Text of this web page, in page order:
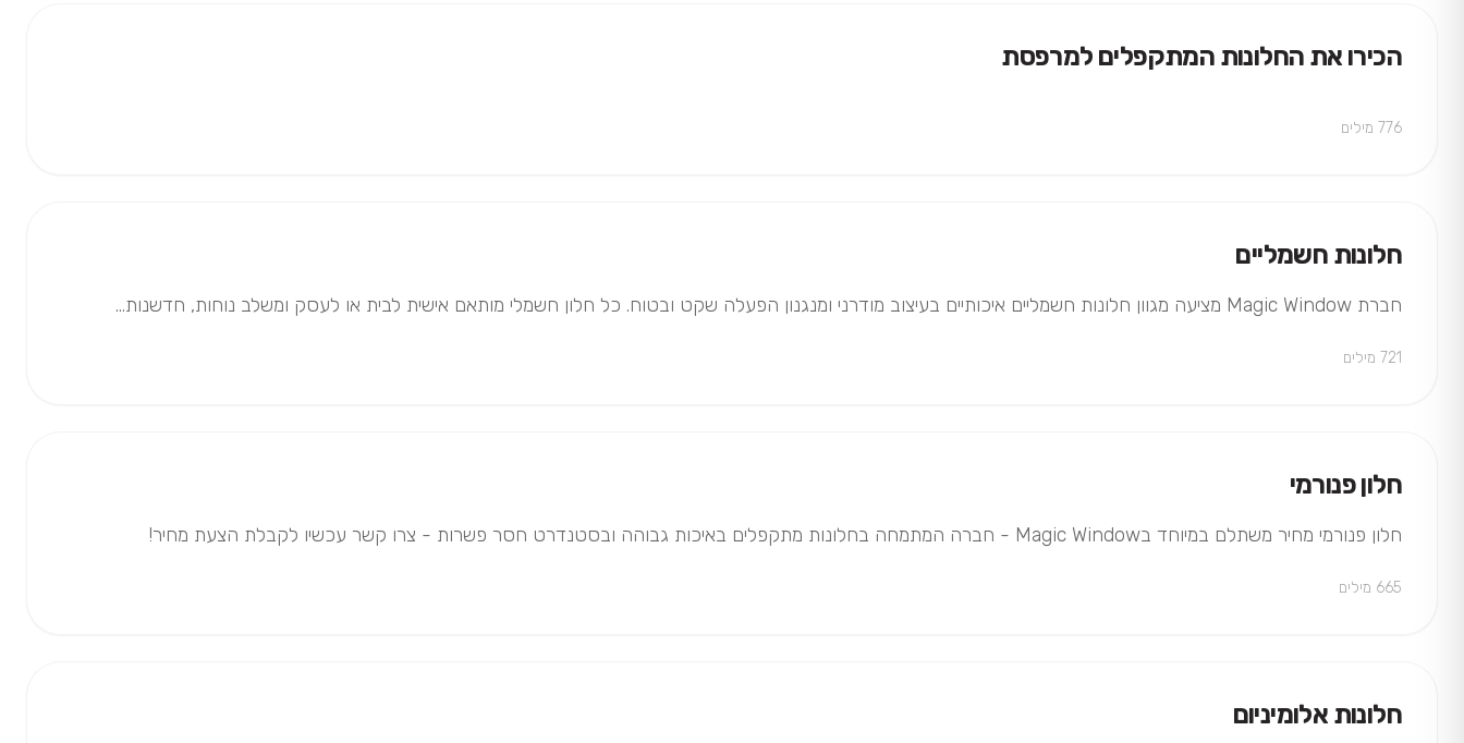
הכירו את החלונות המתקפלים למרפסת
776 מילים
חלונות חשמליים
חברת Magic Window מציעה מגוון חלונות חשמליים איכותיים בעיצוב מודרני ומנגנון הפעלה שקט ובטוח. כל חלון חשמלי מותאם אישית לבית או לעסק ומשלב נוחות, חדשנות…
721 מילים
חלון פנורמי
חלון פנורמי מחיר משתלם במיוחד בMagic Window - חברה המתמחה בחלונות מתקפלים באיכות גבוהה ובסטנדרט חסר פשרות - צרו קשר עכשיו לקבלת הצעת מחיר!
665 מילים
חלונות אלומיניום